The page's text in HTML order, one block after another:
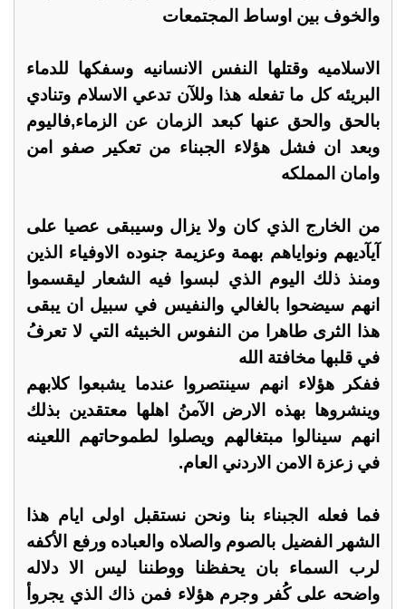
والخوف بين اوساط المجتمعات
الاسلاميه وقتلها النفس الانسانيه وسفكها للدماء
البريئه كل ما تفعله هذا وللآن تدعي الاسلام وتنادي
بالحق والحق عنها كبعد الزمان عن الزماء,فاليوم
وبعد ان فشل هؤلاء الجبناء من تعكير صفو امن
وامان المملكه
من الخارج الذي كان ولا يزال وسيبقى عصيا على
آيآديهم ونواياهم بهمة وعزيمة جنوده الاوفياء الذين
ومنذ ذلك اليوم الذي لبسوا فيه الشعار ليقسموا
انهم سيضحوا بالغالي والنفيس في سبيل ان يبقى
هذا الثرى طاهرا من النفوس الخبيثه التي لا تعرفُ
في قلبها مخافتة الله
ففكر هؤلاء انهم سينتصروا عندما يشبعوا كلابهم
وينشروها بهذه الارض الآمنُ اهلها معتقدين بذلك
انهم سينالوا مبتغالهم ويصلوا لطموحاتهم اللعينه
في زعزة الامن الاردني العام.
فما فعله الجبناء بنا ونحن نستقبل اولى ايام هذا
الشهر الفضيل بالصوم والصلاه والعباده ورفع الأكفه
لرب السماء بان يحفظنا ووطننا ليس الا دلاله
واضحه على كُفر وجرم هؤلاء فمن ذاك الذي يجروأ